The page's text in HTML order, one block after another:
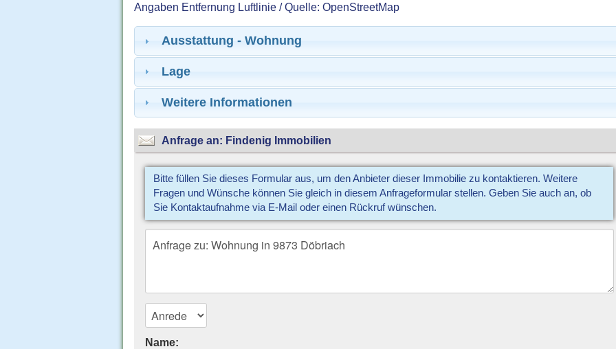
Angaben Entfernung Luftlinie / Quelle: OpenStreetMap
Ausstattung - Wohnung
Lage
Weitere Informationen
Anfrage an: Findenig Immobilien
Bitte füllen Sie dieses Formular aus, um den Anbieter dieser Immobilie zu kontaktieren. Weitere
Fragen und Wünsche können Sie gleich in diesem Anfrageformular stellen. Geben Sie auch an, ob
Sie Kontaktaufnahme via E-Mail oder einen Rückruf wünschen.
Name: